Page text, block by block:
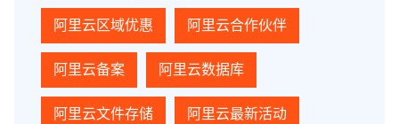
阿里云区域优惠 阿里云合作伙伴
阿里云备案 阿里云数据库
阿里云文件存储 阿里云最新活动